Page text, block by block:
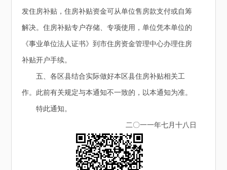
发住房补贴，住房补贴资金可从单位售房款支付或自筹
解决。住房补贴专户存储、专项使用，单位凭本单位的
《事业单位法人证书》到市住房资金管理中心办理住房
补贴开户手续。
五、各区县结合实际做好本区县住房补贴相关工
作。此前有关规定与本通知不一致的，以本通知为准。
特此通知。
二〇一一年七月十八日